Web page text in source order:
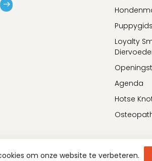
Puppygids
Loyalty
Agenda
Hotse
om onze website te verbeteren.